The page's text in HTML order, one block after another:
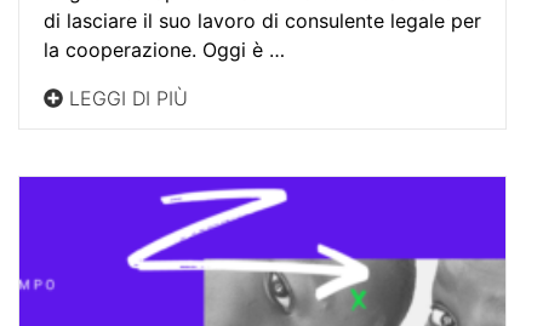
di lasciare il suo lavoro di consulente legale per
la cooperazione. Oggi è …
LEGGI DI PIÙ